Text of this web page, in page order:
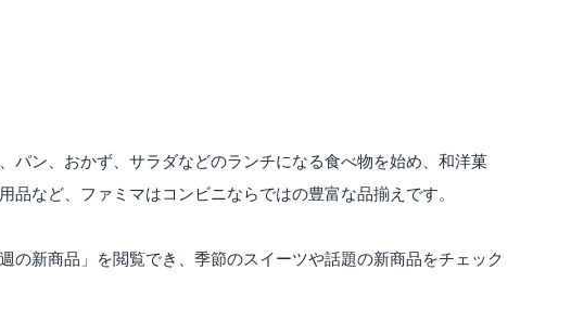
パン、おかず、サラダなどのランチになる食べ物を始め、和洋菓
品など、ファミマはコンビニならではの豊富な品揃えです。
の新商品」を閲覧でき、季節のスイーツや話題の新商品をチェック